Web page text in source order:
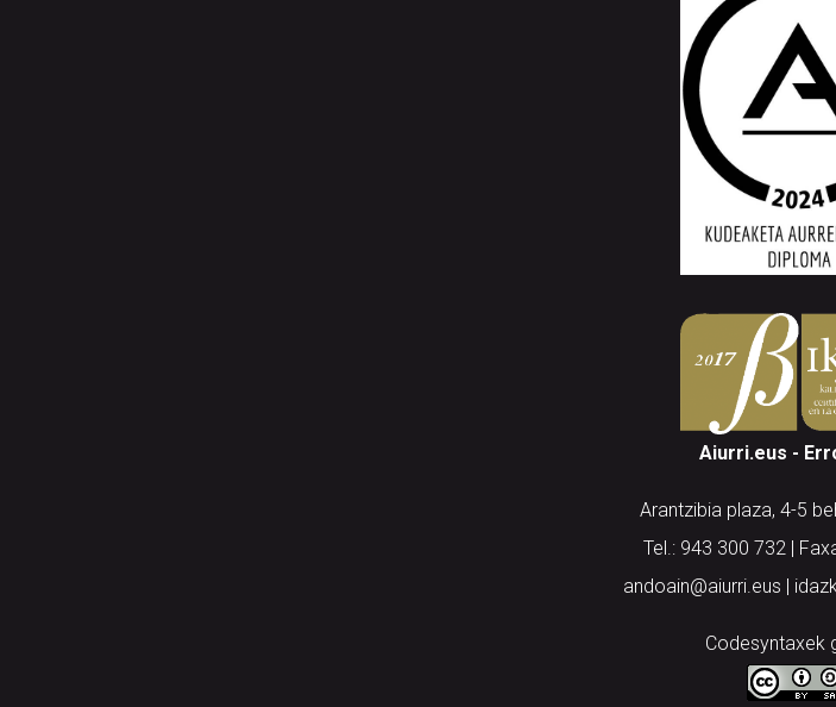
Aiurri.eus -
Arantzibia plaza, 4-5
Tel.: 943 300 732 |
andoain@aiurri.eus |
Codesyntaxek